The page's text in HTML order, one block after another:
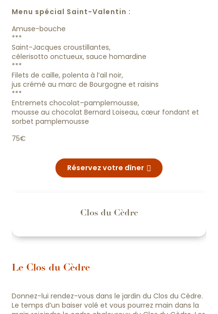
Menu spécial Saint-Valentin :
Amuse-bouche
***
Saint-Jacques croustillantes,
célerisotto onctueux, sauce homardine
***
Filets de caille, polenta à l’ail noir,
jus crémé au marc de Bourgogne et raisins
***
Entremets chocolat–pamplemousse,
mousse au chocolat Bernard Loiseau, cœur fondant et
sorbet pamplemousse
75€
Réservez votre dîner
Clos du Cèdre
Le Clos du Cèdre
Donnez-lui rendez-vous dans le jardin du Clos du Cèdre.
Le temps d’un baiser volé et vous pourrez main dans la